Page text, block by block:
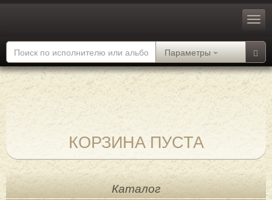
Параметры
КОРЗИНА ПУСТА
Каталог